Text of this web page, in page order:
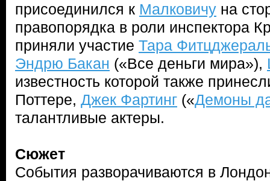
присоединился к Малковичу на
правопорядка в роли инспектора
приняли участие Тара
Эндрю Бакан («Все деньги мира»),
известность которой также
Поттере, Джек Фартинг («Демоны
талантливые актеры.
Сюжет
События разворачиваются в